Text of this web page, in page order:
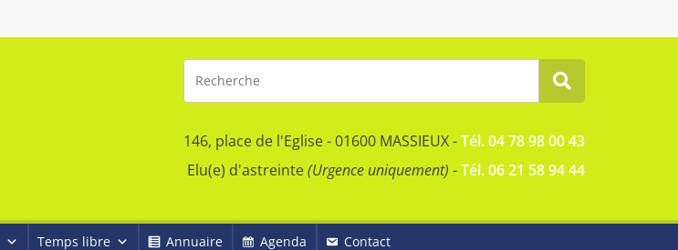
146, place de l'Eglise - 01600 MASSIEUX -Tél. 04 78 98 00 43
Elu(e) d'astreinte(Urgence uniquement) -Tél. 06 21 58 94 44
Temps libre Annuaire Agenda Contact